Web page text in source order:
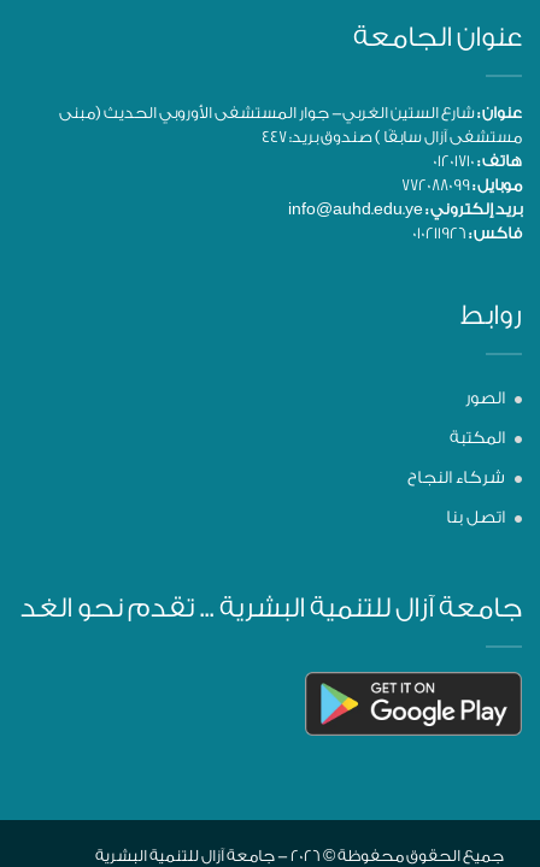
عنوان الجامعة
عنوان :شارع الستين الغربي- جوار المستشفى الأوروبي الحديث (مبنى
مستشفى آزال سابقًا ) صندوق بريد: 447
هاتف :
موبايل :
بريد إلكتروني :
فاكس :
روابط
الصور
المكتبة
شركاء النجاح
اتصل بنا
جامعة آزال للتنمية البشرية ... تقدم نحو الغد
جميع الحقوق محفوظة © 2026 - جامعة آزال للتنمية البشرية